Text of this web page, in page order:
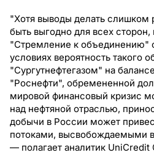
"Хотя выводы делать
быть выгодно для всех
"Стремление к объединению"
условиях вероятность такого
"Сургутнефтегазом" на
"Роснефти", обремененной
мировой финансовый кризис
над нефтяной отраслью,
добычи в России может
потоками, высвобождаемыми в
— полагает аналитик